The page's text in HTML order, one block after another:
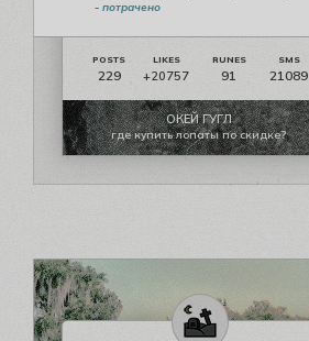
- потрачено
229 +20757 91 21089
ОКЕЙ ГУГЛ
где купить лопаты по скидке?